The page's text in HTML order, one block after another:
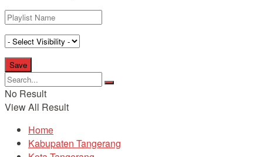
No Result
View All Result
Home
Kabupaten Tangerang